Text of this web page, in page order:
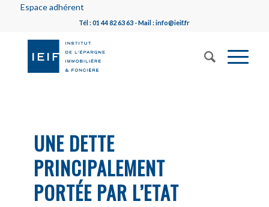
Espace adhérent
Tél : 01 44 82 63 63 - Mail : info@ieif.fr
UNE DETTE
PRINCIPALEMENT
PORTÉE PAR L’ETAT